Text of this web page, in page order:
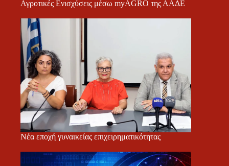
Αγροτικές Ενισχύσεις μέσω myAGRO της ΑΑΔΕ
Νέα εποχή γυναικείας επιχειρηματικότητας